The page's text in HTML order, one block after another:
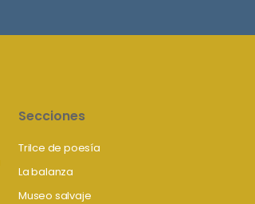
Secciones
Trilce de poesía
La balanza
Museo salvaje